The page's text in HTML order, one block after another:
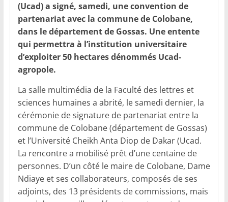
(Ucad) a signé, samedi, une convention de
partenariat avec la commune de Colobane,
dans le département de Gossas. Une entente
qui permettra à l’institution universitaire
d’exploiter 50 hectares dénommés Ucad-
agropole.
La salle multimédia de la Faculté des lettres et
sciences humaines a abrité, le samedi dernier, la
cérémonie de signature de partenariat entre la
commune de Colobane (département de Gossas)
et l’Université Cheikh Anta Diop de Dakar (Ucad.
La rencontre a mobilisé prêt d’une centaine de
personnes. D’un côté le maire de Colobane, Dame
Ndiaye et ses collaborateurs, composés de ses
adjoints, des 13 présidents de commissions, mais